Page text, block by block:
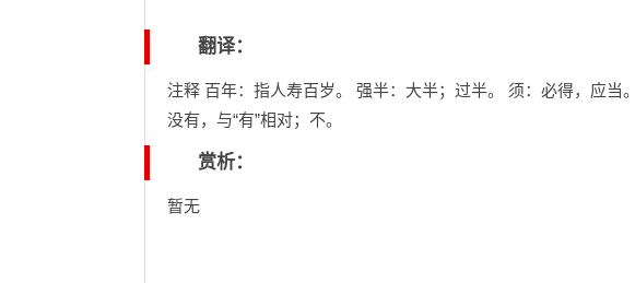
翻译：
注释 百年：指人寿百岁。 强半：大半；过半。 须：必得，应当
没有，与“有”相对；不。
赏析：
暂无